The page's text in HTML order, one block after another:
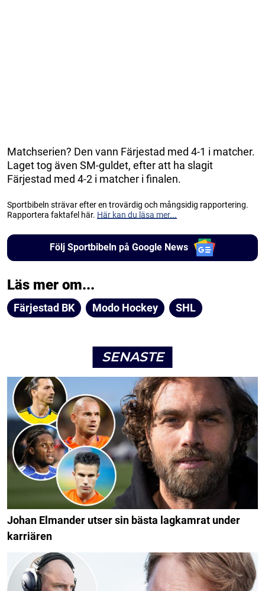
Matchserien? Den vann Färjestad med 4-1 i matcher.
Laget tog även SM-guldet, efter att ha slagit
Färjestad med 4-2 i matcher i finalen.
Sportbibeln strävar efter en trovärdig och mångsidig rapportering.
Rapportera faktafel här. Här kan du läsa mer...
Följ Sportbibeln på Google News
Läs mer om...
Färjestad BK Modo Hockey SHL
SENASTE
Johan Elmander utser sin bästa lagkamrat under
karriären